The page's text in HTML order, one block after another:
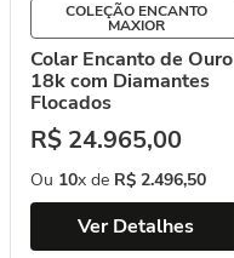
COLEÇÃO ENCANTO
MAXIOR
Colar Encanto de Ouro
18k com Diamantes
Flocados
R$ 24.965,00
Ou 10x de R$ 2.496,50
Ver Detalhes